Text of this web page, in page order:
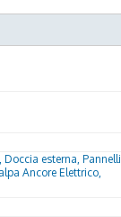
esterna, Pannelli
Ancore Elettrico,